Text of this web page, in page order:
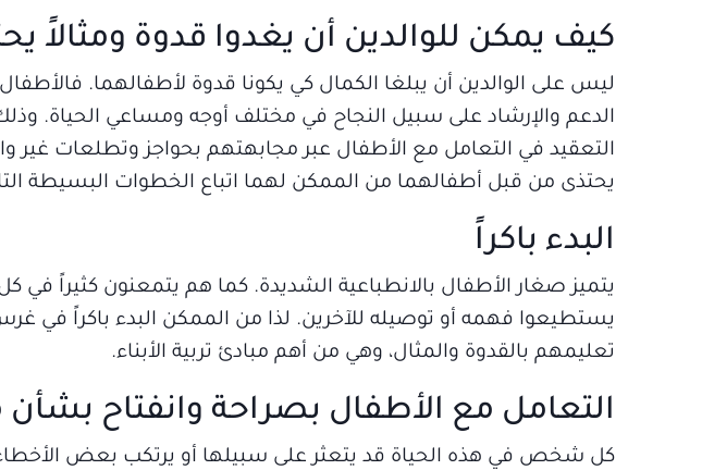
كيف يمكن للوالدين أن يغدوا قدوة ومثالاً
ليس على الوالدين أن يبلغا الكمال كي يكونا قدوة لأطفالهما.
الدعم والإرشاد على سبيل النجاح في مختلف أوجه ومساعي الحياة.
التعقيد في التعامل مع الأطفال عبر مجابهتهم بحواجز وتطلعات غير
يحتذى من قبل أطفالهما من الممكن لهما اتباع الخطوات البسيطة
البدء باكراً
يتميز صغار الأطفال بالانطباعية الشديدة. كما هم يتمعنون كثيراً
يستطيعوا فهمه أو توصيله للآخرين. لذا من الممكن البدء باكراً في
تعليمهم بالقدوة والمثال، وهي من أهم مبادئ تربية الأبناء.
التعامل مع الأطفال بصراحة وانفتاح
كل شخص في هذه الحياة قد يتعثر على سبيلها أو يرتكب بعض الأخطاء.